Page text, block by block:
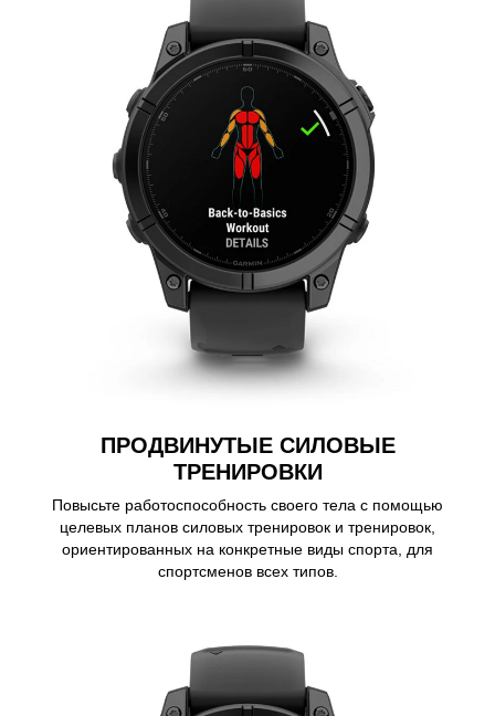
ПРОДВИНУТЫЕ СИЛОВЫЕ
ТРЕНИРОВКИ
Повысьте работоспособность своего тела с помощью
целевых планов силовых тренировок и тренировок,
ориентированных на конкретные виды спорта, для
спортсменов всех типов.